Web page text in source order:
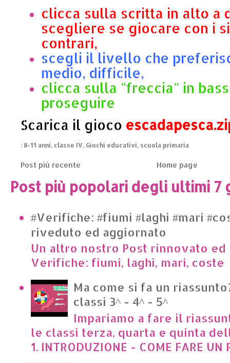
clicca sulla scritta in alto a
scegliere se giocare con i
contrari,
scegli il livello che
medio, difficile,
clicca sulla "freccia" in
proseguire
Scarica il gioco
: 8-11 anni, classe IV, Giochi educativi, scuola primaria
Post più recente Home page
Post più popolari degli ultimi 7
#Verifiche: #fiumi #laghi #mari
riveduto ed aggiornato
Un altro nostro Post rinnovato
Verifiche: fiumi, laghi, mari, coste
Ma come si fa un
classi 3^ - 4^ - 5^
Impariamo a fare il
le classi terza, quarta e quinta
1. INTRODUZIONE - COME FARE UN